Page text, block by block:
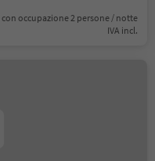
con occupazione 2 persone / notte
IVA incl.